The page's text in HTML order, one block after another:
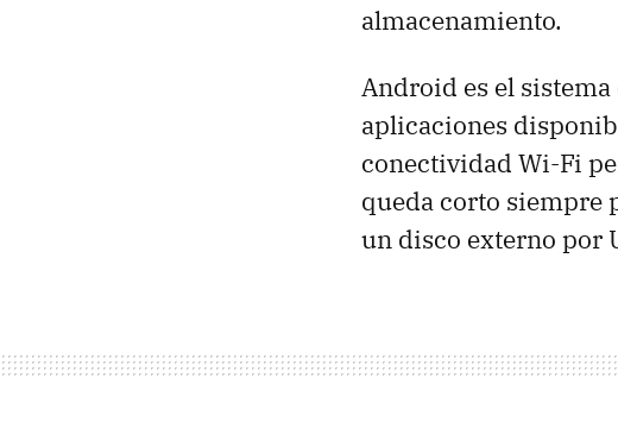
almacenamiento.
Android es el
aplicaciones
conectividad Wi-Fi
queda corto siempre
un disco externo por